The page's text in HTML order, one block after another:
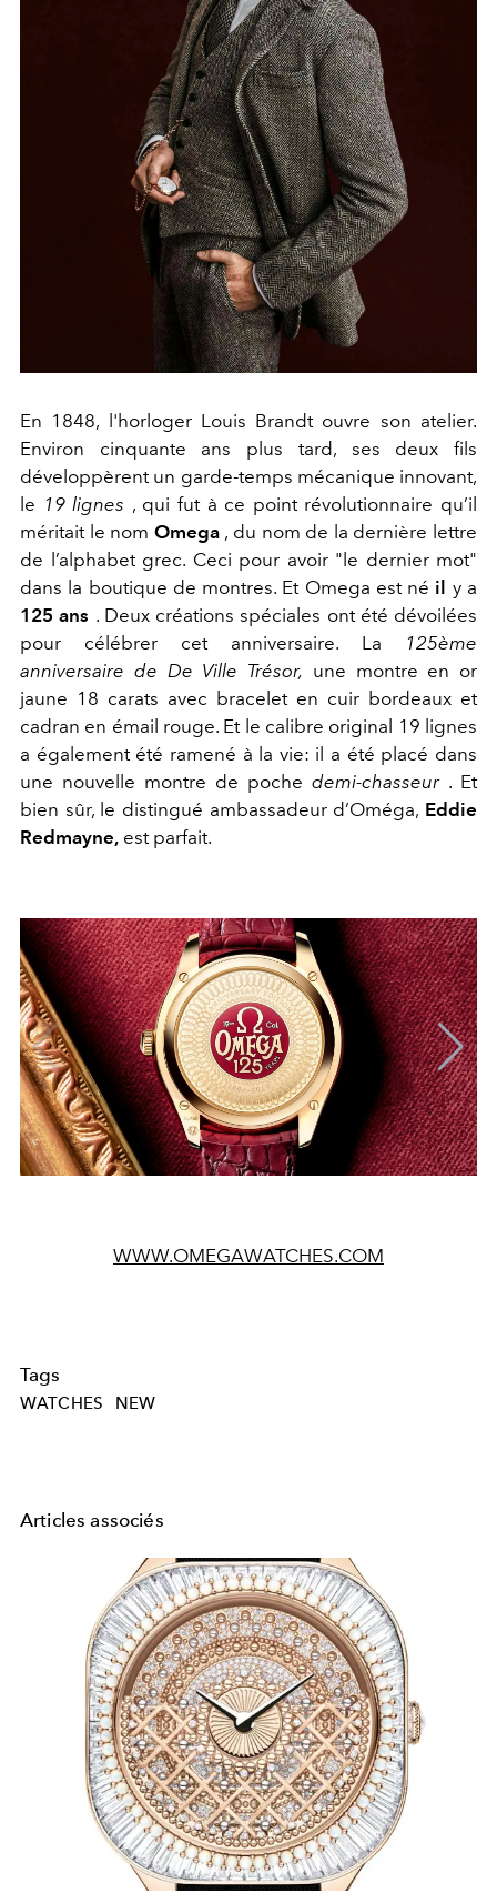
En 1848, l'horloger Louis Brandt ouvre son atelier.
Environ cinquante ans plus tard, ses deux fils
développèrent un garde-temps mécanique innovant,
le 19 lignes , qui fut à ce point révolutionnaire qu’il
méritait le nom Omega, du nom de la dernière lettre
de l’alphabet grec. Ceci pour avoir "le dernier mot"
dans la boutique de montres. Et Omega est né il y a
125 ans . Deux créations spéciales ont été dévoilées
pour célébrer cet anniversaire. La
125ème
anniversaire de De Ville Trésor, une montre en or
jaune 18 carats avec bracelet en cuir bordeaux et
cadran en émail rouge. Et le calibre original 19 lignes
a également été ramené à la vie: il a été placé dans
une nouvelle montre de poche demi-chasseur. Et
bien sûr, le distingué ambassadeur d’Oméga, Eddie
Redmayne, est parfait.
WWW.OMEGAWATCHES.COM
Tags
WATCHES NEW
Articles associés